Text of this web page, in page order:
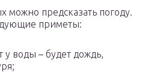
можно предсказать погоду.
приметы:
у воды – будет дождь,